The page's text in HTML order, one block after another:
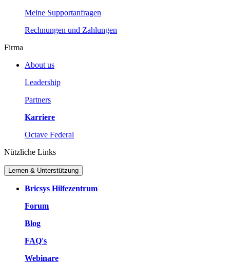
Meine Supportanfragen
Rechnungen und Zahlungen
Firma
About us
Leadership
Partners
Karriere
Octave Federal
Nützliche Links
Lernen & Unterstützung
Bricsys Hilfezentrum
Forum
Blog
FAQ's
Webinare